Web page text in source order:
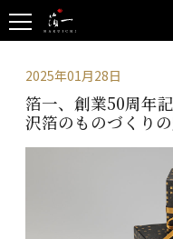
2025年01月28日
箔一、創業50周年
沢箔のものづくり